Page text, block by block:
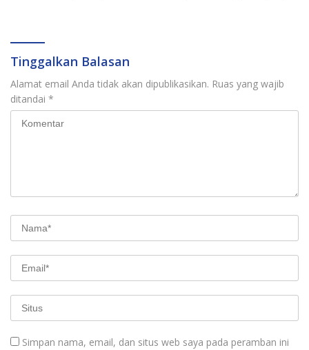
Tinggalkan Balasan
Alamat email Anda tidak akan dipublikasikan. Ruas yang wajib
ditandai *
Simpan nama, email, dan situs web saya pada peramban ini